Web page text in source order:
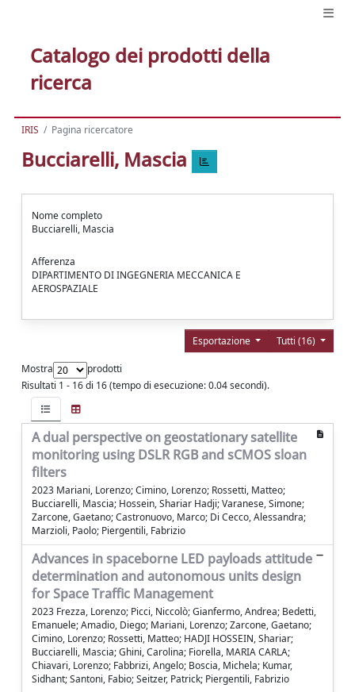
Catalogo dei prodotti della
ricerca
IRIS Pagina ricercatore
Bucciarelli, Mascia
Nome completo
Bucciarelli, Mascia
Afferenza
DIPARTIMENTO DI INGEGNERIA MECCANICA E
AEROSPAZIALE
Tutti (16)
Esportazione
Mostra
prodotti
Risultati 1 - 16 di 16 (tempo di esecuzione: 0.04 secondi).
A dual perspective on geostationary satellite
monitoring using DSLR RGB and sCMOS sloan
filters
2023 Mariani, Lorenzo; Cimino, Lorenzo; Rossetti, Matteo;
Bucciarelli, Mascia; Hossein, Shariar Hadji; Varanese, Simone;
Zarcone, Gaetano; Castronuovo, Marco; Di Cecco, Alessandra;
Marzioli, Paolo; Piergentili, Fabrizio
Advances in spaceborne LED payloads attitude
determination and autonomous units design
for Space Traffic Management
2023 Frezza, Lorenzo; Picci, Niccolò; Gianfermo, Andrea; Bedetti,
Emanuele; Amadio, Diego; Mariani, Lorenzo; Zarcone, Gaetano;
Cimino, Lorenzo; Rossetti, Matteo; HADJI HOSSEIN, Shariar;
Bucciarelli, Mascia; Ghini, Carolina; Fiorella, MARIA CARLA;
Chiavari, Lorenzo; Fabbrizi, Angelo; Boscia, Michela; Kumar,
Sidhant; Santoni, Fabio; Seitzer, Patrick; Piergentili, Fabrizio